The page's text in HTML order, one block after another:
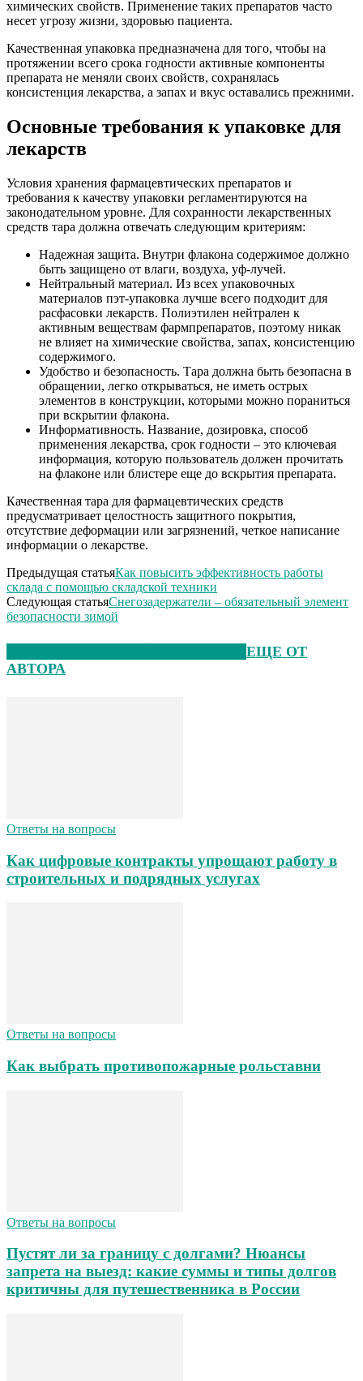
химических свойств. Применение таких препаратов часто
несет угрозу жизни, здоровью пациента.
Качественная упаковка предназначена для того, чтобы на
протяжении всего срока годности активные компоненты
препарата не меняли своих свойств, сохранялась
консистенция лекарства, а запах и вкус оставались прежними.
Основные требования к упаковке для
лекарств
Условия хранения фармацевтических препаратов и
требования к качеству упаковки регламентируются на
законодательном уровне. Для сохранности лекарственных
средств тара должна отвечать следующим критериям:
Надежная защита. Внутри флакона содержимое должно
быть защищено от влаги, воздуха, уф-лучей.
Нейтральный материал. Из всех упаковочных
материалов пэт-упаковка лучше всего подходит для
расфасовки лекарств. Полиэтилен нейтрален к
активным веществам фармпрепаратов, поэтому никак
не влияет на химические свойства, запах, консистенцию
содержимого.
Удобство и безопасность. Тара должна быть безопасна в
обращении, легко открываться, не иметь острых
элементов в конструкции, которыми можно пораниться
при вскрытии флакона.
Информативность. Название, дозировка, способ
применения лекарства, срок годности – это ключевая
информация, которую пользователь должен прочитать
на флаконе или блистере еще до вскрытия препарата.
Качественная тара для фармацевтических средств
предусматривает целостность защитного покрытия,
отсутствие деформации или загрязнений, четкое написание
информации о лекарстве.
Предыдущая статьяКак повысить эффективность работы
склада с помощью складской техники
Следующая статьяСнегозадержатели – обязательный элемент
безопасности зимой
ЕЩЕ ОТ
АВТОРА
Ответы на вопросы
Как цифровые контракты упрощают работу в
строительных и подрядных услугах
Ответы на вопросы
Как выбрать противопожарные рольставни
Ответы на вопросы
Пустят ли за границу с долгами? Нюансы
запрета на выезд: какие суммы и типы долгов
критичны для путешественника в России